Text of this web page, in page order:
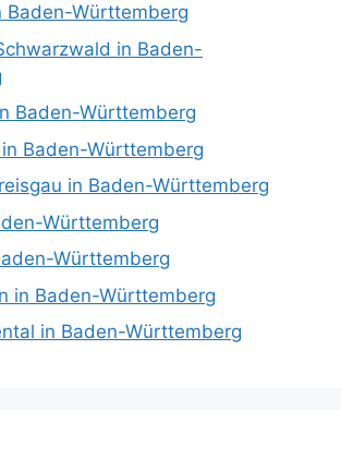
Baden-Württemberg
in Baden-
Baden-Württemberg
Baden-Württemberg
in Baden-Württemberg
Württemberg
Württemberg
in Baden-Württemberg
in Baden-Württemberg